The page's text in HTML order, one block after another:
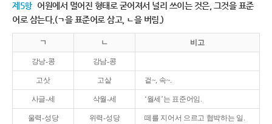
제5항 어원에서 멀어진 형태로 굳어져서 널리 쓰이는 것은, 그것을 표준
어로 삼는다.(ㄱ을 표준어로 삼고, ㄴ을 버림.)
ㄱ ㄴ 비고
강낭-콩 강남-콩
고삿 고샅 겉~, 속~.
사글-세 삭월-세 ‘월세’는 표준어임.
울력-성당 위력-성당 떼를 지어서 으르고 협박하는 일.